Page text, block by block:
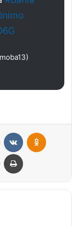
Reddit VK
Compartilhar via e-mail Imprimir